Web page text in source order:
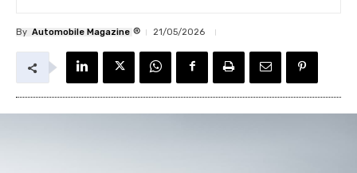
By Automobile Magazine ® 21/05/2026